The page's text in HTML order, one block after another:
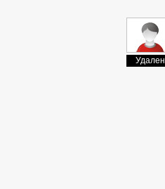
Удален